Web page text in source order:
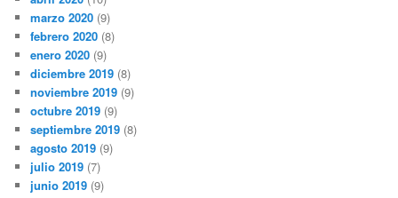
marzo 2020 (9)
febrero 2020 (8)
enero 2020 (9)
diciembre 2019 (8)
noviembre 2019 (9)
octubre 2019 (9)
septiembre 2019 (8)
agosto 2019 (9)
julio 2019 (7)
junio 2019 (9)